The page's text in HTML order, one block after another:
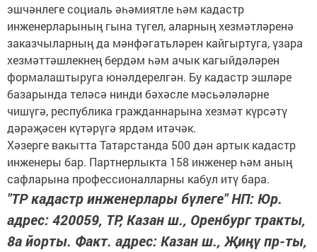
эшчәнлеге социаль әһәмиятле һәм кадастр
инженерларының гына түгел, аларның хезмәтләренә
заказчыларның да мәнфәгатьләрен кайгыртуга, үзара
хезмәттәшлекнең бердәм һәм ачык кагыйдәләрен
формалаштыруга юнәлдерелгән. Бу кадастр эшләре
базарында теләсә нинди бәхәсле мәсьәләләрне
чишүгә, республика гражданнарына хезмәт күрсәтү
дәрәҗәсен күтәрүгә ярдәм итәчәк.
Хәзерге вакытта Татарстанда 500 дән артык кадастр
инженеры бар. Партнерлыкта 158 инженер һәм аның
сафларына профессионалларны кабул итү бара.
"ТР кадастр инженерлары бүлеге" НП: Юр.
адрес: 420059, ТР, Казан ш., Оренбург тракты,
8а йорты. Факт. адрес: Казан ш., Җиңү пр-ты,